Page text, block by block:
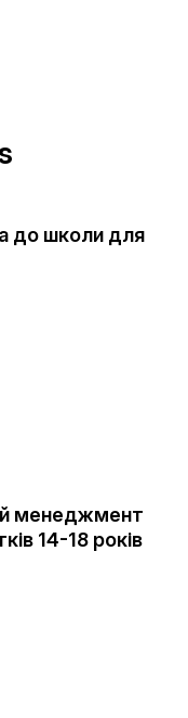
до школи для
менеджмент
14-18 років